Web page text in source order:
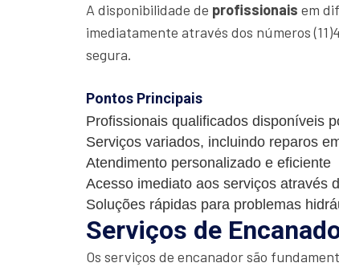
A disponibilidade de profissionais em
imediatamente através dos números
segura.
Pontos Principais
Profissionais qualificados disponíveis
Serviços variados, incluindo reparos
Atendimento personalizado e eficiente
Acesso imediato aos serviços através
Soluções rápidas para problemas
Serviços de
Os serviços de encanador são